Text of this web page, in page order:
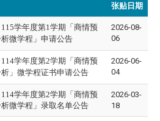
张贴日期
115学年度第1学期「商情预
微学程」申请公告
2026-08-
06
114学年度第2学期「商情预
」微学程证书申请公告
2026-06-
04
114学年度第2学期「商情预
微学程」录取名单公告
2026-03-
18